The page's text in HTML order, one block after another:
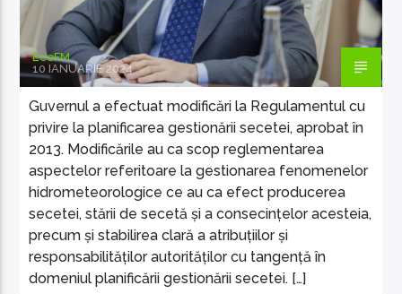
EcoFM
10 IANUARIE 2024
Guvernul a efectuat modificări la Regulamentul cu
privire la planificarea gestionării secetei, aprobat în
2013. Modificările au ca scop reglementarea
aspectelor referitoare la gestionarea fenomenelor
hidrometeorologice ce au ca efect producerea
secetei, stării de secetă și a consecințelor acesteia,
precum și stabilirea clară a atribuțiilor și
responsabilităților autorităților cu tangență în
domeniul planificării gestionării secetei. […]